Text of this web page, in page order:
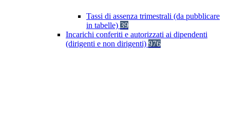
Tassi di assenza trimestrali (da pubblicare
in tabelle) 39
Incarichi conferiti e autorizzati ai dipendenti
(dirigenti e non dirigenti) 976